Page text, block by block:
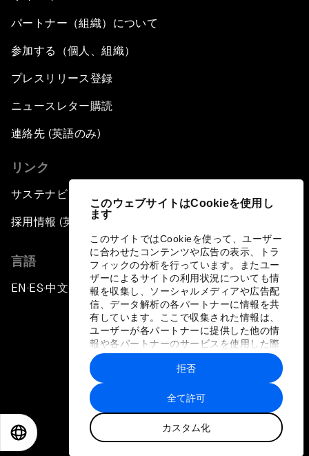
このウェブサイトはCookieを使用し
ます
このサイトではCookieを使って、ユーザー
に合わせたコンテンツや広告の表示、トラ
フィックの分析を行っています。またユー
ザーによるサイトの利用状況についても情
報を収集し、ソーシャルメディアや広告配
信、データ解析の各パートナーに情報を共
有しています。ここで収集された情報は、
ユーザーが各パートナーに提供した他の情
報や各パートナーのサービスを使用した際
に収集された情報と組み合わされ、各パー
トナーによって使用されることがありま
す。
全て許可
カスタム化
拒否
パートナー（組織）について
参加する（個人、組織）
プレスリリース登録
ニュースレター購読
連絡先 (英語のみ)
リンク
サステナビリティへの取り組み
採用情報 (英語のみ)
言語
EN ▪ES▪中文▪ 日本語
プライバシーポリシーと利用規約
サイトマップ
©
世界経済フォーラム